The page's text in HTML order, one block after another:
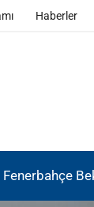
Haberler
Fenerbahçe